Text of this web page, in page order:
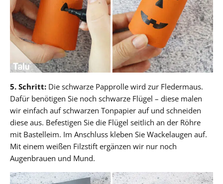
5. Schritt: Die schwarze Papprolle wird zur Fledermaus.
Dafür benötigen Sie noch schwarze Flügel – diese malen
wir einfach auf schwarzen Tonpapier auf und schneiden
diese aus. Befestigen Sie die Flügel seitlich an der Röhre
mit Bastelleim. Im Anschluss kleben Sie Wackelaugen auf.
Mit einem weißen Filzstift ergänzen wir nur noch
Augenbrauen und Mund.